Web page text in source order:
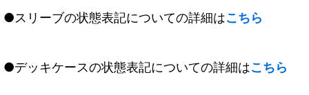
●スリーブの状態表記についての詳細はこちら
●デッキケースの状態表記についての詳細はこちら